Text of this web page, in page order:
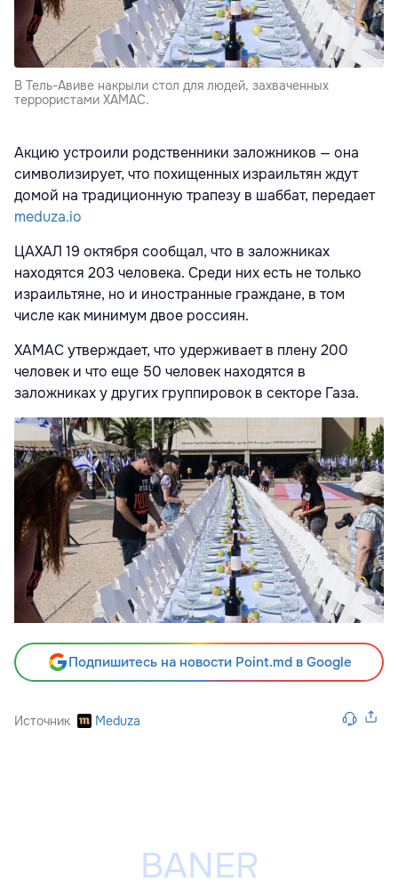
В Тель-Авиве накрыли стол для людей, захваченных
террористами ХАМАС.
Акцию устроили родственники заложников — она
символизирует, что похищенных израильтян ждут
домой на традиционную трапезу в шаббат, передает
meduza.io
ЦАХАЛ 19 октября сообщал, что в заложниках
находятся 203 человека. Среди них есть не только
израильтяне, но и иностранные граждане, в том
числе как минимум двое россиян.
ХАМАС утверждает, что удерживает в плену 200
человек и что еще 50 человек находятся в
заложниках у других группировок в секторе Газа.
Подпишитесь на новости Point.md в Google
Источник Meduza